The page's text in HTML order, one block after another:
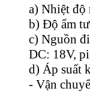
a) Nhiệt
b) Độ ẩm
c) Nguồn
DC: 18V,
d) Áp suất
- Vận